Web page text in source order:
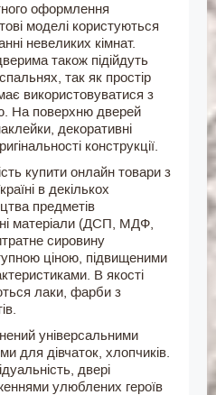
оформлення
моделі користуються
невеликих кімнат.
також підійдуть
так як простір
використовуватися з
На поверхню дверей
декоративні
конструкції.
купити онлайн товари з
в декількох
предметів
матеріали (ДСП, МДФ,
сировину
ціною, підвищеними
В якості
лаки, фарби з
універсальними
для дівчаток, хлопчиків.
двері
улюблених героїв